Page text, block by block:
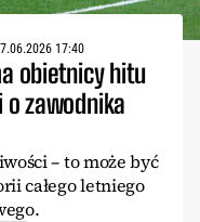
17:40
obietnicy hitu
zawodnika
– to może być
całego letniego